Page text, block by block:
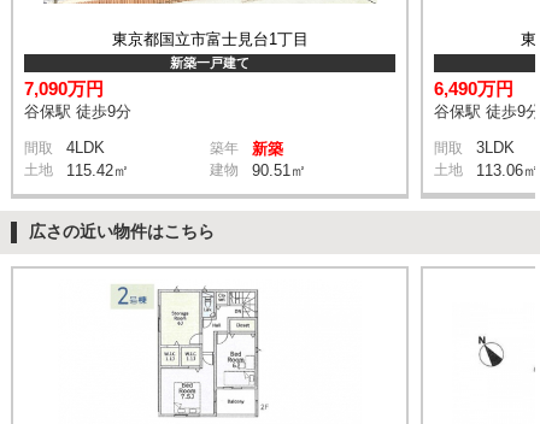
東京都国立市富士見台1丁目
新築一戸建て
7,090万円
谷保駅 徒歩9分
間取 4LDK 築年 新築
土地 115.42㎡ 建物 90.51㎡
東
6,490万円
谷保駅 徒歩9分
間取 3LDK
土地 113.06㎡
広さの近い物件はこちら